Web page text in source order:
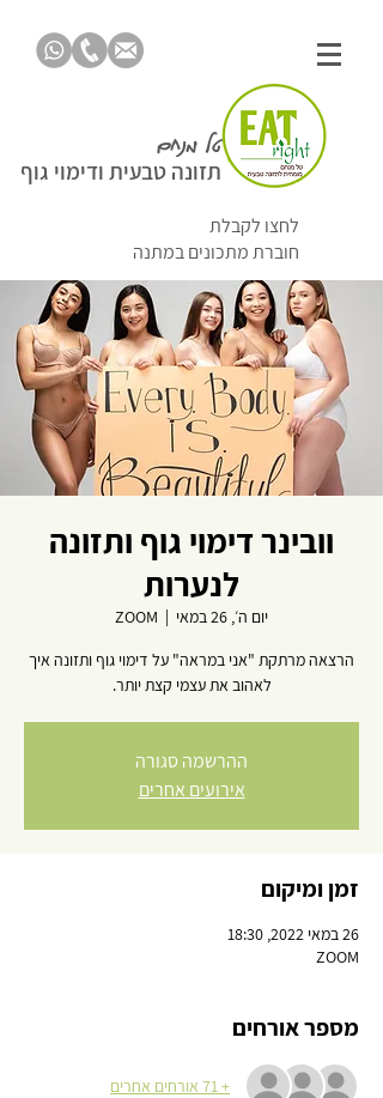
טל מנחם
תזונה טבעית ודימוי גוף
לחצו לקבלת
חוברת מתכונים במתנה
וובינר דימוי גוף ותזונה
לנערות
יום ה׳, 26 במאי
  |
ZOOM
הרצאה מרתקת "אני במראה" על דימוי גוף ותזונה איך
לאהוב את עצמי קצת יותר.
ההרשמה סגורה
אירועים אחרים
זמן ומיקום
26 במאי 2022, 18:30
ZOOM
מספר אורחים
+ 71 אורחים אחרים